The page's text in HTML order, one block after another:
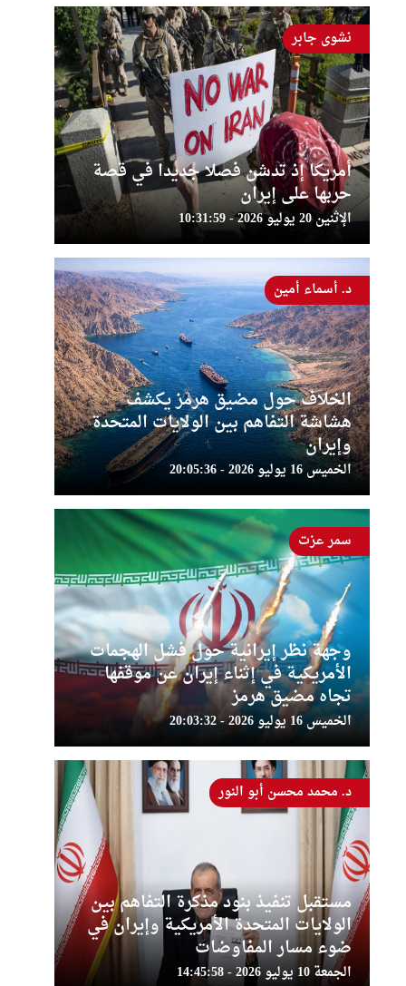
أمريكا إذ تدشن فصلا جديدا في قصة
حربها على إيران
الإثنين 20 يوليو 2026 - 10:31:59
نشوى جابر
الخلاف حول مضيق هرمز يكشف
هشاشة التفاهم بين الولايات المتحدة
وإيران
الخميس 16 يوليو 2026 - 20:05:36
د. أسماء أمين
وجهة نظر إيرانية حول فشل الهجمات
الأمريكية في إثناء إيران عن موقفها
تجاه مضيق هرمز
الخميس 16 يوليو 2026 - 20:03:32
سمر عزت
مستقبل تنفيذ بنود مذكرة التفاهم بين
الولايات المتحدة الأمريكية وإيران في
ضوء مسار المفاوضات
الجمعة 10 يوليو 2026 - 14:45:58
د. محمد محسن أبو النور